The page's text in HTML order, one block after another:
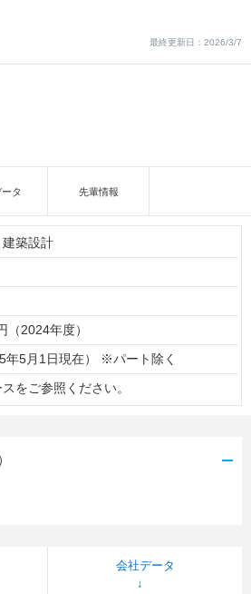
最終更新日：2026/3/7
タ 先輩情報
建築設計
（2024年度）
年5月1日現在） ※パート除く
をご参照ください。
会社データ